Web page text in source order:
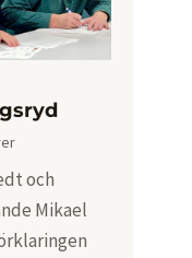
och
Mikael